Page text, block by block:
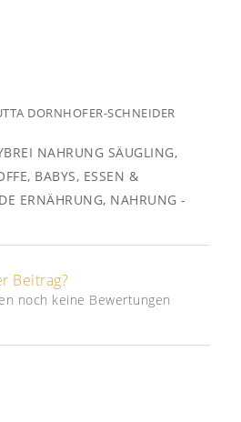
DORNHOFER-SCHNEIDER
NAHRUNG SÄUGLING,
, BABYS, ESSEN &
ERNÄHRUNG, NAHRUNG -
Beitrag?
noch keine Bewertungen